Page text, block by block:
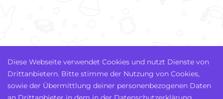
Diese Webseite verwendet Cookies und nutzt Dienste von
Drittanbietern. Bitte stimme der Nutzung von Cookies,
sowie der Übermittlung deiner personenbezogenen Daten